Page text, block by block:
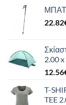
22.82
2.00
12.56
T-
TEE